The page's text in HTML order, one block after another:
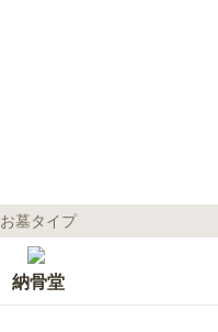
お墓タイプ
納骨堂